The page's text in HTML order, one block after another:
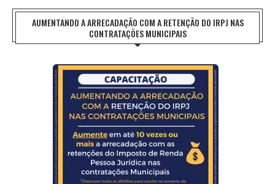
AUMENTANDO A ARRECADAÇÃO COM A RETENÇÃO DO IRPJ NAS
CONTRATAÇÕES MUNICIPAIS